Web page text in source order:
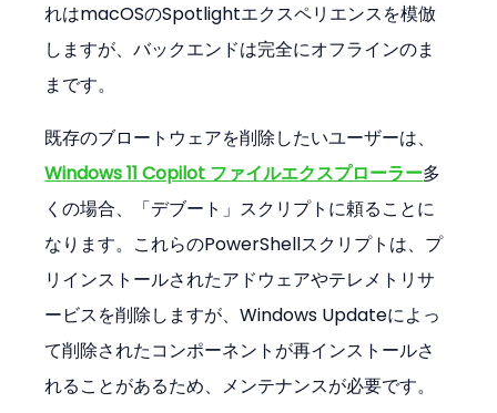
れはmacOSのSpotlightエクスペリエンスを模倣
しますが、バックエンドは完全にオフラインのま
まです。
既存のブロートウェアを削除したいユーザーは、
Windows 11 Copilot ファイルエクスプローラー多
くの場合、「デブート」スクリプトに頼ることに
なります。これらのPowerShellスクリプトは、プ
リインストールされたアドウェアやテレメトリサ
ービスを削除しますが、Windows Updateによっ
て削除されたコンポーネントが再インストールさ
れることがあるため、メンテナンスが必要です。